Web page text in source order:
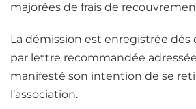
majorées de frais de
La démission est enregistrée dés
par lettre recommandée
manifesté son intention de se
l’association.